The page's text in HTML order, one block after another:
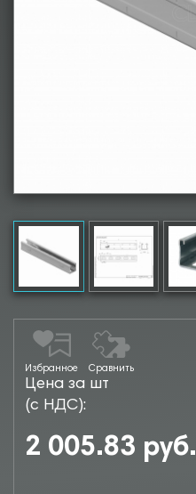
Избранное Сравнить
Цена за шт
(с НДС):
2 005.83 руб.